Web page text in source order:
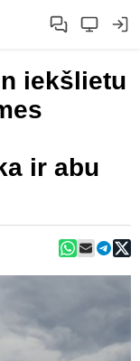
iekšlietu
ir abu